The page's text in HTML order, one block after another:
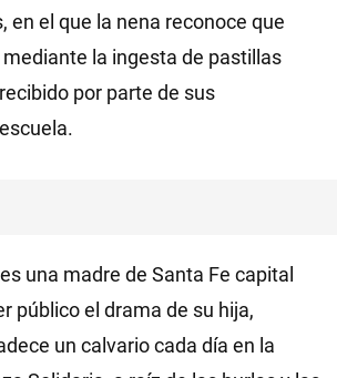
en el que la nena reconoce que
la ingesta de pastillas
por parte de sus
una madre de Santa Fe capital
público el drama de su hija,
un calvario cada día en la